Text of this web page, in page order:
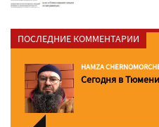
ПОСЛЕДНИЕ КОММЕНТАРИИ
HAMZA
Сегодня в